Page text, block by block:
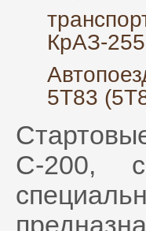
КрАЗ-
5Т83
С-200,